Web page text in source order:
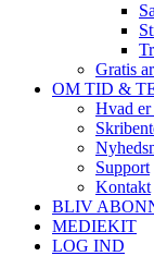
Gratis
OM TID &
Hvad
Support
Kontakt
BLIV
MEDIEKIT
LOG IND